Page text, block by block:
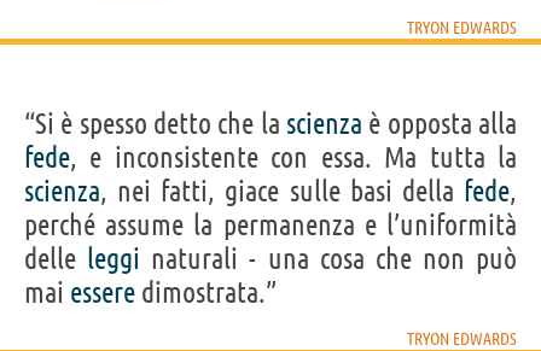
TRYON EDWARDS
“Si è spesso detto che la scienza è opposta alla
fede, e inconsistente con essa. Ma tutta la
scienza, nei fatti, giace sulle basi della fede,
perché assume la permanenza e l’uniformità
delle leggi naturali - una cosa che non può
mai essere dimostrata.”
TRYON EDWARDS